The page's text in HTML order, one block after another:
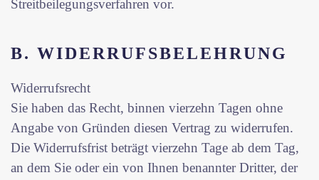
Streitbeilegungsverfahren vor.
B. WIDERRUFSBELEHRUNG
Widerrufsrecht
Sie haben das Recht, binnen vierzehn Tagen ohne
Angabe von Gründen diesen Vertrag zu widerrufen.
Die Widerrufsfrist beträgt vierzehn Tage ab dem Tag,
an dem Sie oder ein von Ihnen benannter Dritter, der